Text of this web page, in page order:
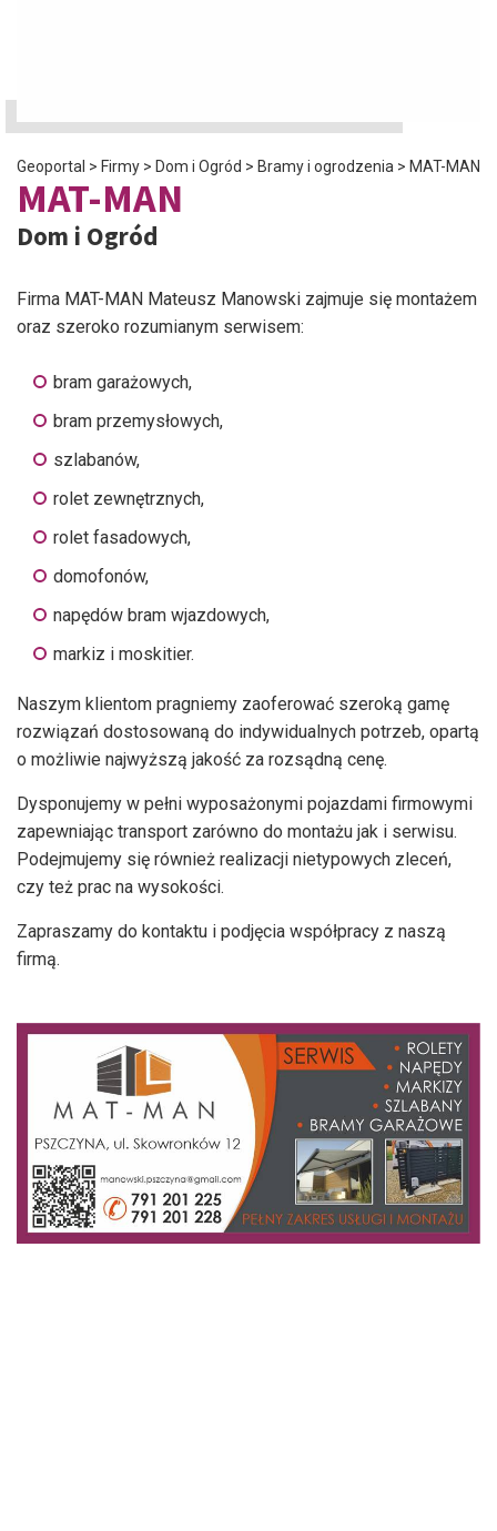
Geoportal > Firmy > Dom i Ogród > Bramy i ogrodzenia > MAT-MAN
MAT-MAN
Dom i Ogród
Firma MAT-MAN Mateusz Manowski zajmuje się montażem
oraz szeroko rozumianym serwisem:
bram garażowych,
bram przemysłowych,
szlabanów,
rolet zewnętrznych,
rolet fasadowych,
domofonów,
napędów bram wjazdowych,
markiz i moskitier.
Naszym klientom pragniemy zaoferować szeroką gamę
rozwiązań dostosowaną do indywidualnych potrzeb, opartą
o możliwie najwyższą jakość za rozsądną cenę.
Dysponujemy w pełni wyposażonymi pojazdami firmowymi
zapewniając transport zarówno do montażu jak i serwisu.
Podejmujemy się również realizacji nietypowych zleceń,
czy też prac na wysokości.
Zapraszamy do kontaktu i podjęcia współpracy z naszą
firmą.